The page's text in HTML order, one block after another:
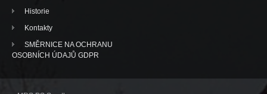
Historie
Kontakty
SMĚRNICE NA OCHRANU
OSOBNÍCH ÚDAJŮ GDPR